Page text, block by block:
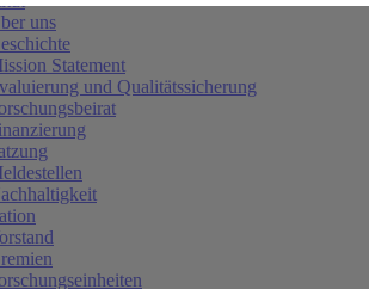
uns
Statement
und Qualitätssicherung